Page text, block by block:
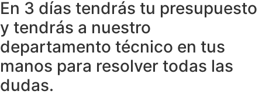
En 3 días tendrás tu presupuesto
y tendrás a nuestro
departamento técnico en tus
manos para resolver todas las
dudas.